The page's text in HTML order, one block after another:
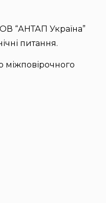
“АНТАП Україна”
питання.
міжповірочного